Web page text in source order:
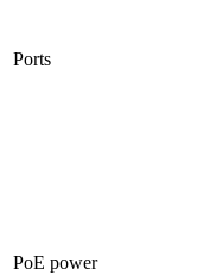
Ports
PoE power